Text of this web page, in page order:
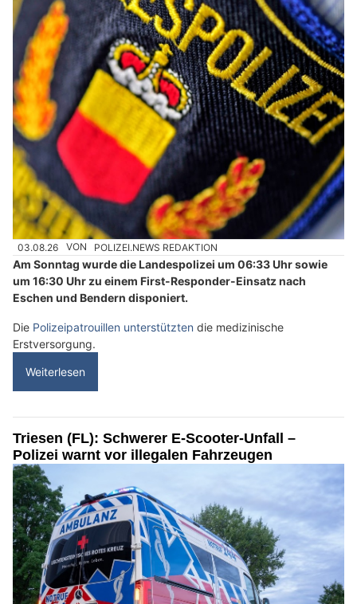
03.08.26 VON POLIZEI.NEWS REDAKTION
Am Sonntag wurde die Landespolizei um 06:33 Uhr sowie
um 16:30 Uhr zu einem First-Responder-Einsatz nach
Eschen und Bendern disponiert.
Die Polizeipatrouillen unterstützten die medizinische
Erstversorgung.
Weiterlesen
Triesen (FL): Schwerer E-Scooter-Unfall –
Polizei warnt vor illegalen Fahrzeugen